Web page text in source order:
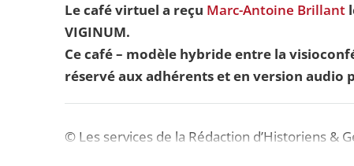
Le café virtuel a reçu Marc-Antoine Brillant
VIGINUM.
Ce café – modèle hybride entre la
réservé aux adhérents et en version audio
© Les services de la Rédaction d’Historiens &